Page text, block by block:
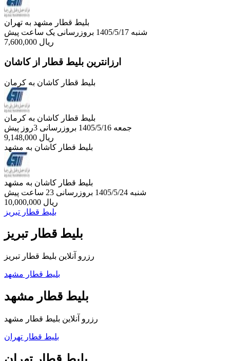
بلیط قطار مشهد به تهران
شنبه 1405/5/17
بروزرسانی یک ساعت پیش
7,600,000 ریال
ارزانترین بلیط قطار از کاشان
بلیط قطار کاشان به کرمان
بلیط قطار کاشان به کرمان
جمعه 1405/5/16
بروزرسانی 3روز پیش
9,148,000 ریال
بلیط قطار کاشان به مشهد
بلیط قطار کاشان به مشهد
شنبه 1405/5/24
بروزرسانی 23 ساعت پیش
10,000,000 ریال
بلیط قطار تبریز
بلیط قطار تبریز
رزرو آنلاین بلیط قطار تبریز
بلیط قطار مشهد
بلیط قطار مشهد
رزرو آنلاین بلیط قطار مشهد
بلیط قطار تهران